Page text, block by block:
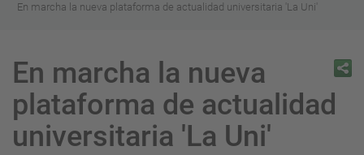
En marcha la nueva plataforma de actualidad universitaria 'La Uni'
En marcha la nueva
plataforma de actualidad
universitaria 'La Uni'